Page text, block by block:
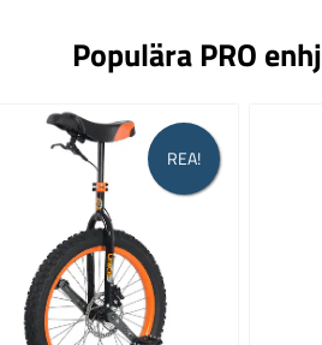
Populära PRO
REA!